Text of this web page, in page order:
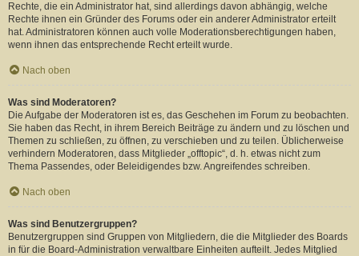
Rechte, die ein Administrator hat, sind allerdings davon abhängig, welche
Rechte ihnen ein Gründer des Forums oder ein anderer Administrator erteilt
hat. Administratoren können auch volle Moderationsberechtigungen haben,
wenn ihnen das entsprechende Recht erteilt wurde.
Nach oben
Was sind Moderatoren?
Die Aufgabe der Moderatoren ist es, das Geschehen im Forum zu beobachten.
Sie haben das Recht, in ihrem Bereich Beiträge zu ändern und zu löschen und
Themen zu schließen, zu öffnen, zu verschieben und zu teilen. Üblicherweise
verhindern Moderatoren, dass Mitglieder „offtopic“, d. h. etwas nicht zum
Thema Passendes, oder Beleidigendes bzw. Angreifendes schreiben.
Nach oben
Was sind Benutzergruppen?
Benutzergruppen sind Gruppen von Mitgliedern, die die Mitglieder des Boards
in für die Board-Administration verwaltbare Einheiten aufteilt. Jedes Mitglied